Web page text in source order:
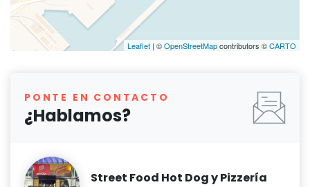
Leaflet | ©OpenStreetMapcontributors ©CARTO
PONTE EN CONTACTO
¿Hablamos?
Street Food Hot Dog y Pizzería